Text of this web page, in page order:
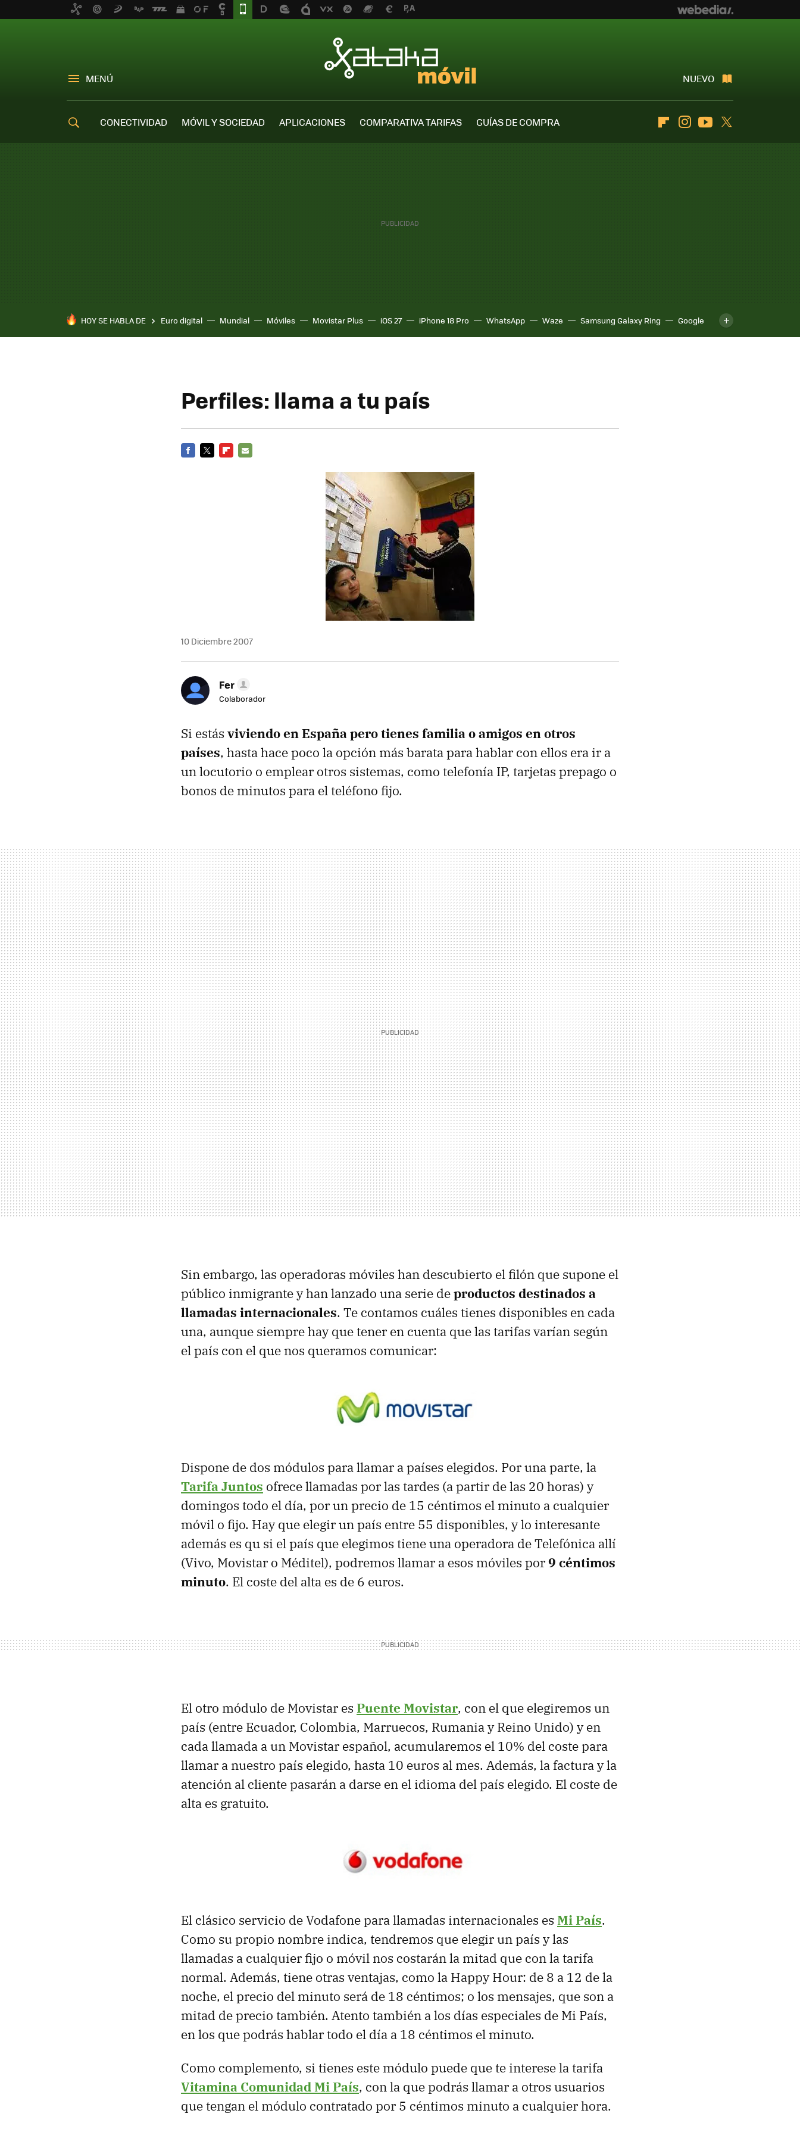
MENÚ NUEVO
CONECTIVIDAD MÓVIL Y SOCIEDAD APLICACIONES COMPARATIVA TARIFAS
GUÍAS DE COMPRA
FlipboardInstagramYoutube
HOY SE HABLA DE Euro digital Mundial Móviles Movistar Plus iOS 27 iPhone 18 Pro WhatsApp Waze Samsung Galaxy Ring
Google
Pixel 10a
Perfiles: llama a tu país
10 Diciembre 2007
Fer
Colaborador
Si estás viviendo en España pero tienes familia o amigos en otros
países, hasta hace poco la opción más barata para hablar con ellos era ir a
un locutorio o emplear otros sistemas, como telefonía IP, tarjetas prepago o
bonos de minutos para el teléfono fijo.
Sin embargo, las operadoras móviles han descubierto el filón que supone el
público inmigrante y han lanzado una serie deproductos destinados a
llamadas internacionales. Te contamos cuáles tienes disponibles en cada
una, aunque siempre hay que tener en cuenta que las tarifas varían según
el país con el que nos queramos comunicar:
Dispone de dos módulos para llamar a países elegidos. Por una parte, la
Tarifa Juntos ofrece llamadas por las tardes (a partir de las 20 horas) y
domingos todo el día, por un precio de 15 céntimos el minuto a cualquier
móvil o fijo. Hay que elegir un país entre 55 disponibles, y lo interesante
además es qu si el país que elegimos tiene una operadora de Telefónica allí
(Vivo, Movistar o Méditel), podremos llamar a esos móviles por9 céntimos
minuto. El coste del alta es de 6 euros.
El otro módulo de Movistar es Puente Movistar, con el que elegiremos un
país (entre Ecuador, Colombia, Marruecos, Rumania y Reino Unido) y en
cada llamada a un Movistar español, acumularemos el 10% del coste para
llamar a nuestro país elegido, hasta 10 euros al mes. Además, la factura y la
atención al cliente pasarán a darse en el idioma del país elegido. El coste de
alta es gratuito.
El clásico servicio de Vodafone para llamadas internacionales es Mi País.
Como su propio nombre indica, tendremos que elegir un país y las
llamadas a cualquier fijo o móvil nos costarán la mitad que con la tarifa
normal. Además, tiene otras ventajas, como la Happy Hour: de 8 a 12 de la
noche, el precio del minuto será de 18 céntimos; o los mensajes, que son a
mitad de precio también. Atento también a los días especiales de Mi País,
en los que podrás hablar todo el día a 18 céntimos el minuto.
Como complemento, si tienes este módulo puede que te interese la tarifa
Vitamina Comunidad Mi País, con la que podrás llamar a otros usuarios
que tengan el módulo contratado por 5 céntimos minuto a cualquier hora.